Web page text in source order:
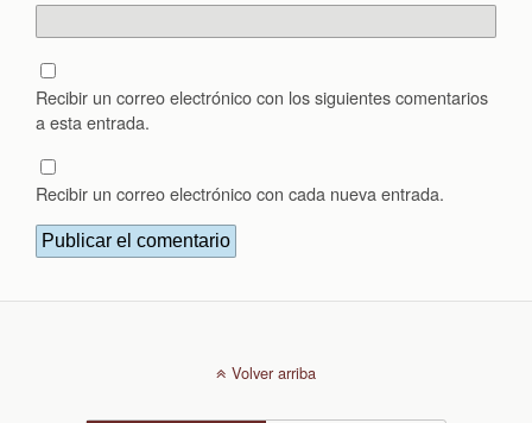
Recibir un correo electrónico con los siguientes comentarios
a esta entrada.
Recibir un correo electrónico con cada nueva entrada.
Volver arriba